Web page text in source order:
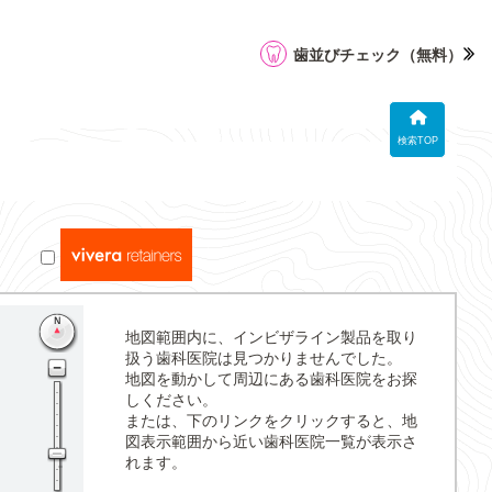
検索TOP
歯並びチェック （無料）
地図範囲内に、インビザライン製品を取り
扱う歯科医院は見つかりませんでした。
地図を動かして周辺にある歯科医院をお探
しください。
または、下のリンクをクリックすると、地
図表示範囲から近い歯科医院一覧が表示さ
れます。